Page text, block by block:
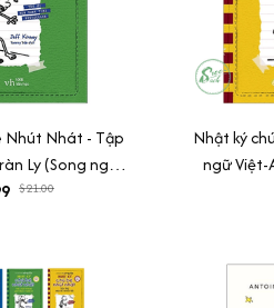
Nhút Nhát - Tập
Ly (Song ngữ
Việt)
$21.00
Nhật ký
ngữ Việt-